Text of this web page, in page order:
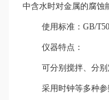
中含水时对金属的腐蚀
使用标准：GB/
仪器特点：
可分别搅拌、分别
采用时钟等多种